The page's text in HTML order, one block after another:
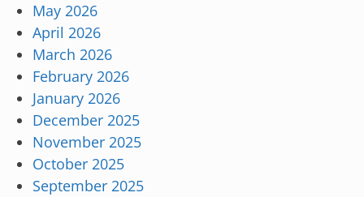
May 2026
April 2026
March 2026
February 2026
January 2026
December 2025
November 2025
October 2025
September 2025